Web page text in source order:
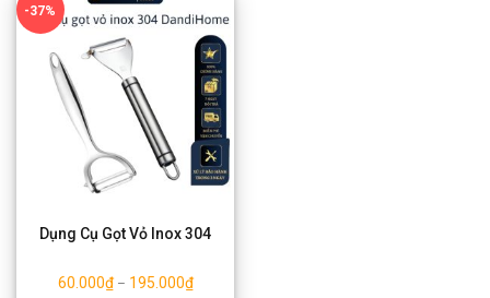
-37%
Dụng Cụ Gọt Vỏ Inox 304
60.000₫– 195.000₫